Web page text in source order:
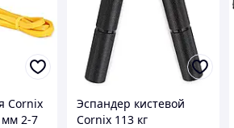
Cornix
мм 2-7
Эспандер кистевой
Cornix 113 кг